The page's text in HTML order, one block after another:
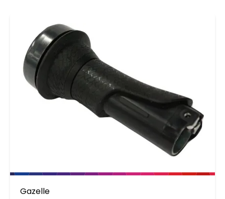
Gazelle